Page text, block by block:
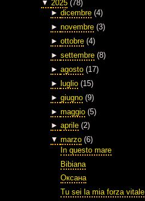
▼ 2025 (78)
► dicembre (4)
► novembre (3)
► ottobre (4)
► settembre (8)
► agosto (17)
► luglio (15)
► giugno (9)
► maggio (5)
► aprile (2)
▼ marzo (6)
In questo mare
Bibiana
Оксана
Tu sei la mia forza vitale